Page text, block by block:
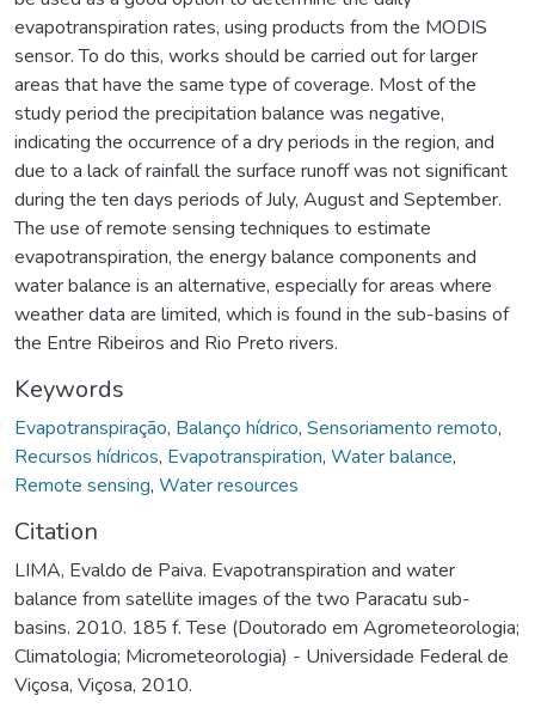
evapotranspiration rates, using products from the MODIS
sensor. To do this, works should be carried out for larger
areas that have the same type of coverage. Most of the
study period the precipitation balance was negative,
indicating the occurrence of a dry periods in the region, and
due to a lack of rainfall the surface runoff was not significant
during the ten days periods of July, August and September.
The use of remote sensing techniques to estimate
evapotranspiration, the energy balance components and
water balance is an alternative, especially for areas where
weather data are limited, which is found in the sub-basins of
the Entre Ribeiros and Rio Preto rivers.
Keywords
Evapotranspiração, Balanço hídrico, Sensoriamento remoto,
Recursos hídricos, Evapotranspiration, Water balance,
Remote sensing, Water resources
Citation
LIMA, Evaldo de Paiva. Evapotranspiration and water
balance from satellite images of the two Paracatu sub-
basins. 2010. 185 f. Tese (Doutorado em Agrometeorologia;
Climatologia; Micrometeorologia) - Universidade Federal de
Viçosa, Viçosa, 2010.